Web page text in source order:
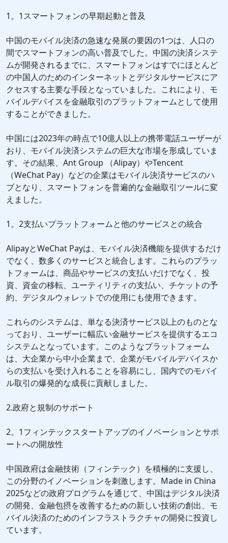
1。1スマートフォンの早期起動と普及
中国のモバイル決済の急速な発展の要因の1つは、人口の
間でスマートフォンの高い普及でした。中国の決済システ
ムが開発されるまでに、スマートフォンはすでにほとんど
の中国人のためのインターネットとデジタルサービスにア
クセスする主要な手段となっていました。これにより、モ
バイルデバイスを金融取引のプラットフォームとして使用
することができました。
中国には2023年の時点で10億人以上の携帯電話ユーザーが
おり、モバイル決済システムの巨大な市場を形成していま
す。その結果、Ant Group （Alipay）やTencent
（WeChat Pay）などの企業はモバイル決済サービスのハ
ブとなり、スマートフォンを普遍的な金融取引ツールに変
えました。
1。2支払いプラットフォームと他のサービスとの統合
AlipayとWeChat Payは、モバイル決済機能を提供するだけ
でなく、数多くのサービスと統合します。これらのプラッ
トフォームは、商品やサービスの支払いだけでなく、投
資、資金の移転、ユーティリティの支払い、チケットの予
約、デジタルウォレットでの使用にも使用できます。
これらのシステムは、単なる決済サービス以上のものとな
っており、ユーザーに幅広い金融サービスを提供するエコ
システムとなっています。このようなプラットフォーム
は、大企業から中小企業まで、企業がモバイルデバイスか
らの支払いを受け入れることを容易にし、国内でのモバイ
ル取引の爆発的な成長に貢献しました。
2.政府と規制のサポート
2。1フィンテックスタートアップのイノベーションとサポ
ートへの開放性
中国政府は金融技術（フィンテック）を積極的に支援し、
この分野のイノベーションを刺激します。Made in China
2025などの政府プログラムを通じて、中国はデジタル決済
の開発、金融包摂を改善するための新しい技術の創出、モ
バイル決済のためのインフラストラクチャの開発に投資し
ています。